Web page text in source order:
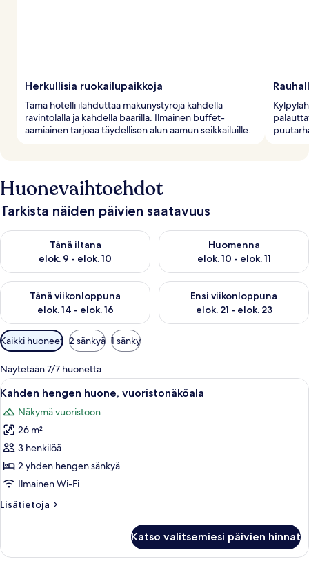
Herkullisia ruokailupaikkoja
Tämä hotelli ilahduttaa makunystyröjä kahdella
ravintolalla ja kahdella baarilla. Ilmainen buffet-
aamiainen tarjoaa täydellisen alun aamun seikkailuille.
Huonevaihtoehdot
Tarkista näiden päivien saatavuus
Tänä iltana
elok. 9 - elok. 10
Tarkista tämän illan saatavuus elok. 9 - elok. 10
Huomenna
elok. 10 - elok. 11
Tarkista huomisen saatavuus
Tänä viikonloppuna
elok. 14 - elok. 16
Tarkista tämän viikonlopun saatavuus elok. 14 - elok. 16
Ensi viikonloppuna
elok. 21 - elok. 23
Tarkista ensi viikonlopun
Huoneille
saatavilla
olevia
suodattimia
Kaikki huoneet 2 sänkyä 1 sänky
Näytetään 7/7 huonetta
Avaa
kaikki
huonetyypin
Kahden
hengen
huone,
vuoristonäköala
Moderni hotellihuone, jossa on
3
Kahden hengen huone, vuoristonäköala
Näkymä vuoristoon
26 m²
3 henkilöä
2 yhden hengen sänkyä
Ilmainen Wi-Fi
Lisätietoja
Lisätietoja
huone,
Katso valitsemiesi päivien hinnat